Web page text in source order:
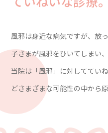
風邪は身近な病気ですが、放
子さまが風邪をひいてしまい
当院は「風邪」に対しててい
どさまざまな可能性の中から